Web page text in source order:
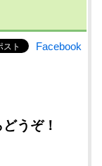
Facebook
うぞ！